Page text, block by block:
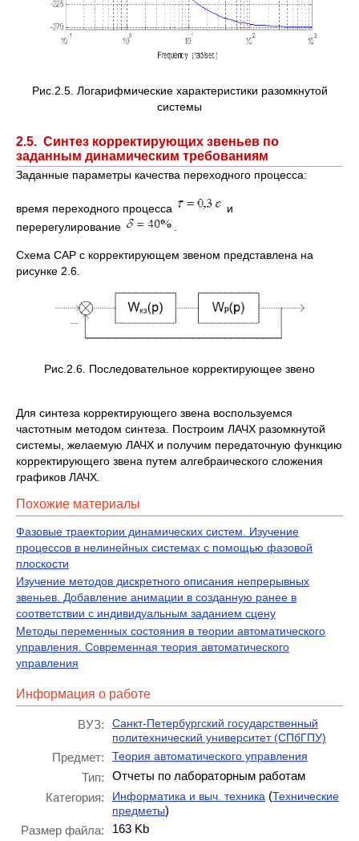
Рис.2.5. Логарифмические характеристики разомкнутой
системы
2.5. Синтез корректирующих звеньев по
заданным динамическим требованиям
Заданные параметры качества переходного процесса:
время переходного процесса
и
перерегулирование
Схема САР с корректирующем звеном представлена на
рисунке 2.6.
Рис.2.6. Последовательное корректирующее звено
Для синтеза корректирующего звена воспользуемся
частотным методом синтеза. Построим ЛАЧХ разомкнутой
системы, желаемую ЛАЧХ и получим передаточную функцию
корректирующего звена путем алгебраического сложения
графиков ЛАЧХ.
Похожие материалы
Фазовые траектории динамических систем. Изучение
процессов в нелинейных системах с помощью фазовой
плоскости
Изучение методов дискретного описания непрерывных
звеньев. Добавление анимации в созданную ранее в
соответствии с индивидуальным заданием сцену
Методы переменных состояния в теории автоматического
управления. Современная теория автоматического
управления
Информация о работе
ВУЗ:
Санкт-Петербургский государственный
политехнический университет (СПбГПУ)
Предмет: Теория автоматического управления
Тип:
Отчеты по лабораторным работам
Категория:
Информатика и выч. техника (Технические
предметы)
Размер файла:
163 Kb